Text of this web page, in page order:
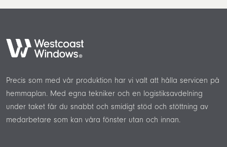
Precis som med vår produktion har vi valt att hålla servicen på
hemmaplan. Med egna tekniker och en logistiksavdelning
under taket får du snabbt och smidigt stöd och stöttning av
medarbetare som kan våra fönster utan och innan.